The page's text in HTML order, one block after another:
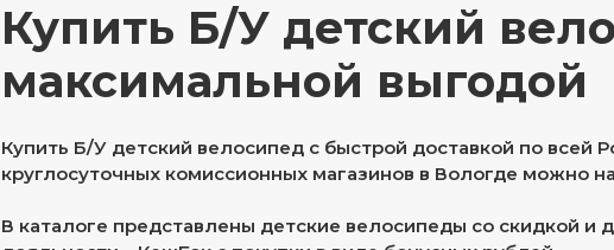
Купить Б/У детский
максимальной выгодой
Купить Б/У детский велосипед с быстрой доставкой по всей
круглосуточных комиссионных магазинов в Вологде можно
В каталоге представлены детские велосипеды со скидкой и